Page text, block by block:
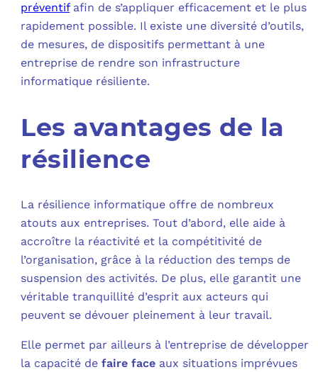
préventifafin de s’appliquer efficacement et le plus
rapidement possible. Il existe une diversité d’outils,
de mesures, de dispositifs permettant à une
entreprise de rendre son infrastructure
informatique résiliente.
Les avantages de la
résilience
La résilience informatique offre de nombreux
atouts aux entreprises. Tout d’abord, elle aide à
accroître la réactivité et la compétitivité de
l’organisation, grâce à la réduction des temps de
suspension des activités. De plus, elle garantit une
véritable tranquillité d’esprit aux acteurs qui
peuvent se dévouer pleinement à leur travail.
Elle permet par ailleurs à l’entreprise de développer
la capacité defaire face aux situations imprévues